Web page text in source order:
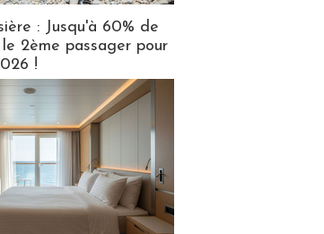
: Jusqu'à 60% de
2ème passager pour
!